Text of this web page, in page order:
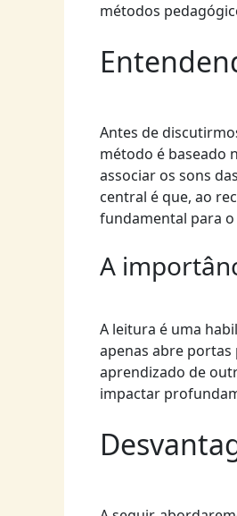
métodos
Antes de
método é baseado
associar os sons
central é que, ao
fundamental para
A
A leitura é uma
apenas abre portas
aprendizado de
impactar